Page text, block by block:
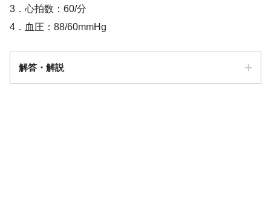
3．心拍数：60/分
4．血圧：88/60mmHg
解答・解説